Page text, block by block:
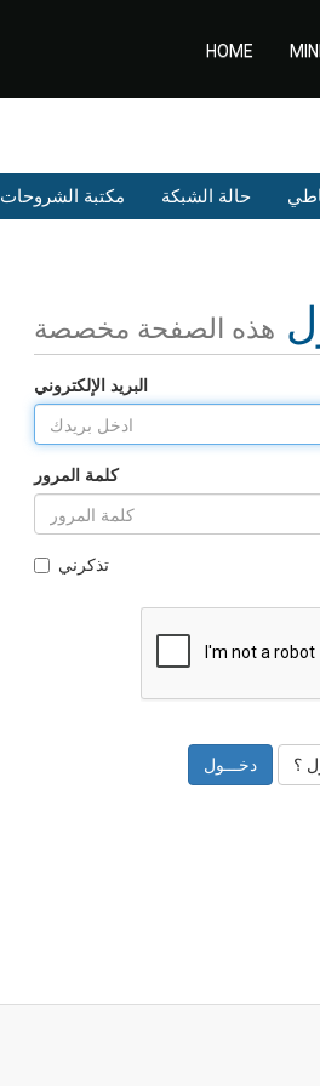
HOME
مكتبة الشروحات حالة الشبكة
هذه الصفحة مخصصة
البريد الإلكتروني
كلمة المرور
تذكرني
؟